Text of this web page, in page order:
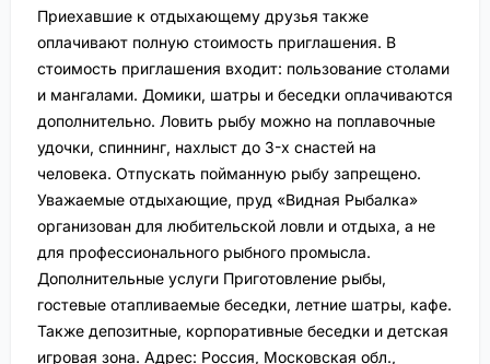
Приехавшие к отдыхающему друзья также
оплачивают полную стоимость приглашения. В
стоимость приглашения входит: пользование столами
и мангалами. Домики, шатры и беседки оплачиваются
дополнительно. Ловить рыбу можно на поплавочные
удочки, спиннинг, нахлыст до 3-х снастей на
человека. Отпускать пойманную рыбу запрещено.
Уважаемые отдыхающие, пруд «Видная Рыбалка»
организован для любительской ловли и отдыха, а не
для профессионального рыбного промысла.
Дополнительные услуги Приготовление рыбы,
гостевые отапливаемые беседки, летние шатры, кафе.
Также депозитные, корпоративные беседки и детская
игровая зона. Адрес: Россия, Московская обл.,